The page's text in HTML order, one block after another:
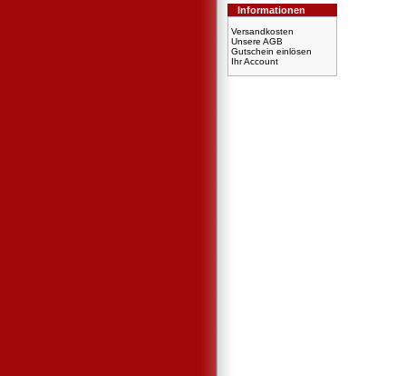
Informationen
Versandkosten
Unsere AGB
Gutschein einlösen
Ihr Account